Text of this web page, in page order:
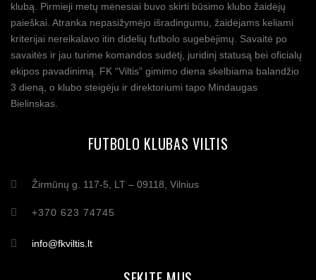
klubą. Pirmieji metų mėnesiai buvo skirti būsimo klubo žaidėjų
paieškai. Atranka nepasižymėjo išradingumu, žaidėjams keliami
kriterijai nereikalavo itin didelių futbolo sugebėjimų. Savaitė po
savaitės ir jau turime komandos sudėtį, juridinį statusą bei oficialų
ekipos pavadinimą. FK “Viltis” gimimo diena skelbiama balandžio
3 dieną, o klubo steigėju ir direktoriumi tapo Mindaugas
Bielinskas.
FUTBOLO KLUBAS VILTIS
Žirmūnų g. 117-5, LT – 09118, Vilnius
+370 623 74745
info@fkviltis.lt